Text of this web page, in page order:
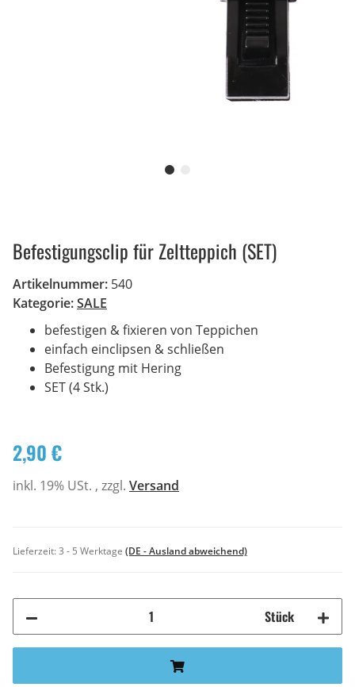
Befestigungsclip für Zeltteppich (SET)
Artikelnummer: 540
Kategorie:SALE
befestigen & fixieren von Teppichen
einfach einclipsen & schließen
Befestigung mit Hering
SET (4 Stk.)
2,90 €
inkl. 19% USt. , zzgl. Versand
Lieferzeit:3 - 5 Werktage (DE - Ausland abweichend)
Stück